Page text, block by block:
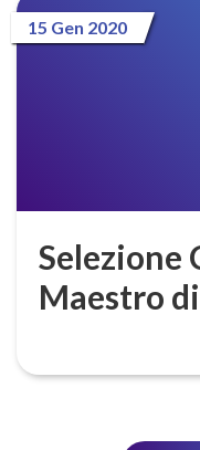
15 Gen 2020
Selezione
Maestro